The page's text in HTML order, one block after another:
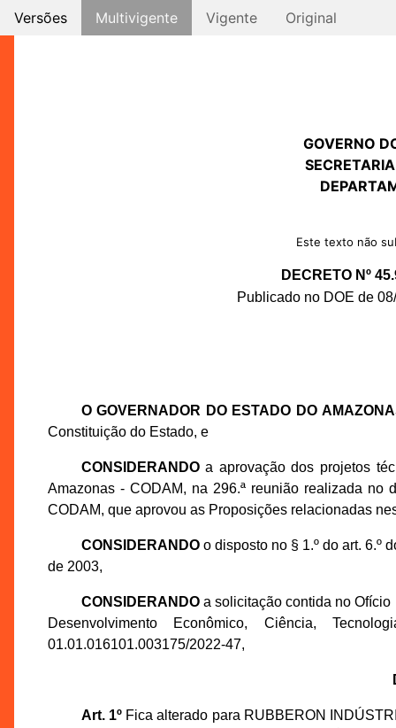
Versões Multivigente Vigente Original
GOVERNO
Este texto não
DECRETO Nº
Publicado no DOE de
O GOVERNADOR DO ESTADO DO
Constituição do Estado, e
CONSIDERANDOa aprovação dos projetos
Amazonas - CODAM, na 296.ª reunião realizada
CODAM, que aprovou as Proposições relacionadas
CONSIDERANDOo disposto no § 1.º do art. 6.º
de 2003,
CONSIDERANDOa solicitação contida no Ofício
Desenvolvimento Econômico, Ciência,
01.01.016101.003175/2022-47,
Art. 1ºFica alterado para RUBBERON